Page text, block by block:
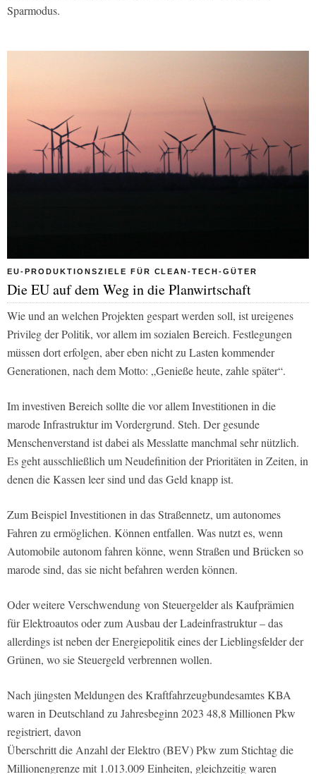
Sparmodus.
EU-PRODUKTIONSZIELE FÜR CLEAN-TECH-GÜTER
Die EU auf dem Weg in die Planwirtschaft
Wie und an welchen Projekten gespart werden soll, ist ureigenes
Privileg der Politik, vor allem im sozialen Bereich. Festlegungen
müssen dort erfolgen, aber eben nicht zu Lasten kommender
Generationen, nach dem Motto: „Genieße heute, zahle später“.
Im investiven Bereich sollte die vor allem Investitionen in die
marode Infrastruktur im Vordergrund. Steh. Der gesunde
Menschenverstand ist dabei als Messlatte manchmal sehr nützlich.
Es geht ausschließlich um Neudefinition der Prioritäten in Zeiten, in
denen die Kassen leer sind und das Geld knapp ist.
Zum Beispiel Investitionen in das Straßennetz, um autonomes
Fahren zu ermöglichen. Können entfallen. Was nutzt es, wenn
Automobile autonom fahren könne, wenn Straßen und Brücken so
marode sind, das sie nicht befahren werden können.
Oder weitere Verschwendung von Steuergelder als Kaufprämien
für Elektroautos oder zum Ausbau der Ladeinfrastruktur – das
allerdings ist neben der Energiepolitik eines der Lieblingsfelder der
Grünen, wo sie Steuergeld verbrennen wollen.
Nach jüngsten Meldungen des Kraftfahrzeugbundesamtes KBA
waren in Deutschland zu Jahresbeginn 2023 48,8 Millionen Pkw
registriert, davon
Überschritt die Anzahl der Elektro (BEV) Pkw zum Stichtag die
Millionengrenze mit 1.013.009 Einheiten, gleichzeitig waren